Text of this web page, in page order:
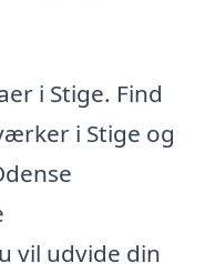
i Stige. Find
i Stige og
vil udvide din